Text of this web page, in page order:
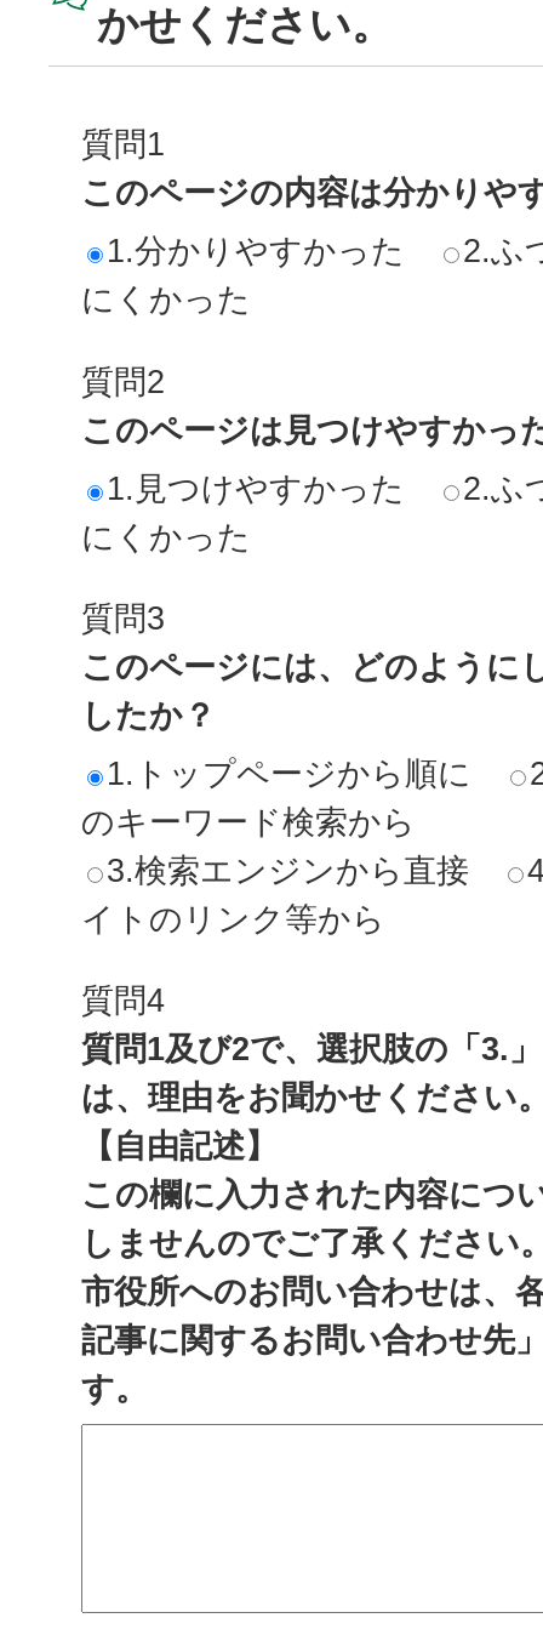
かせください。
質問1
このページの内容は分かりや
1.分かりやすかった
2.ふ
にくかった
質問2
このページは見つけやすかっ
1.見つけやすかった
2.ふ
にくかった
質問3
このページには、どのように
したか？
1.トップページから順に
のキーワード検索から
3.検索エンジンから直接
イトのリンク等から
質問4
質問1及び2で、選択肢の「3.
は、理由をお聞かせください
【自由記述】
この欄に入力された内容につ
しませんのでご了承ください
市役所へのお問い合わせは、
記事に関するお問い合わせ先
す。